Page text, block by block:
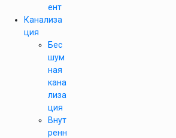
ент
Канализа
ция
Бес
шум
ная
кана
лиза
ция
Внут
ренн